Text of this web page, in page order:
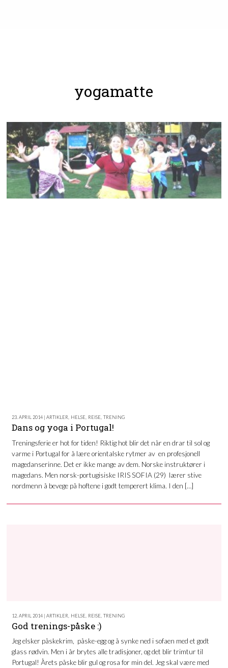
yogamatte
23. APRIL 2014 | ARTIKLER HELSE REISE TRENING
Dans og yoga i Portugal!
Treningsferie er hot for tiden! Riktig hot blir det når en drar til sol og
varme i Portugal for å lære orientalske rytmer av en profesjonell
magedanserinne. Det er ikke mange av dem. Norske instruktører i
magedans. Men norsk-portugisiske IRIS SOFIA (29) lærer stive
nordmenn å bevege på hoftene i godt temperert klima. I den […]
12. APRIL 2014 | ARTIKLER HELSE REISE TRENING
God trenings-påske :)
Jeg elsker påskekrim, påske-egg og å synke ned i sofaen med et godt
glass rødvin. Men i år brytes alle tradisjoner, og det blir trimtur til
Portugal! Årets påske blir gul og rosa for min del. Jeg skal være med